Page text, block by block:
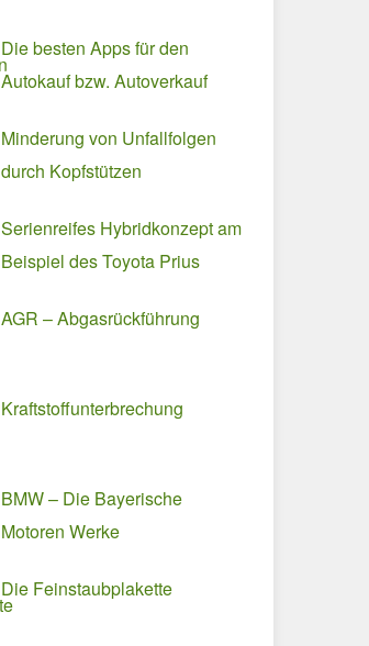
Die besten Apps für den
Autokauf bzw. Autoverkauf
Minderung von Unfallfolgen
durch Kopfstützen
Serienreifes Hybridkonzept am
Beispiel des Toyota Prius
AGR – Abgasrückführung
Kraftstoffunterbrechung
BMW – Die Bayerische
Motoren Werke
Die Feinstaubplakette